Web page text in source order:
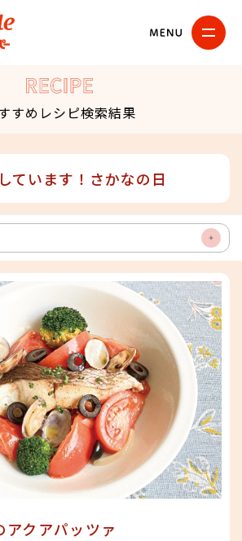
すめレシピ検索結果
ています！さかなの日
OP
EN
アクアパッツァ